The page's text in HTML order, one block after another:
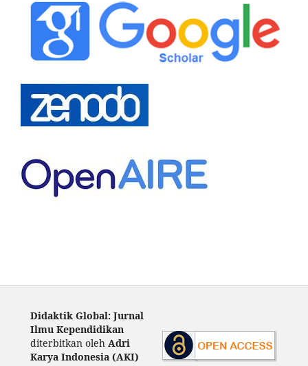
Didaktik Global: Jurnal
Ilmu Kependidikan
diterbitkan oleh Adri
Karya Indonesia (AKI)